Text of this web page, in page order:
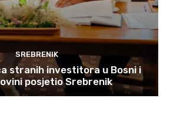
SREBRENIK
stranih investitora u Bosni i
posjetio Srebrenik